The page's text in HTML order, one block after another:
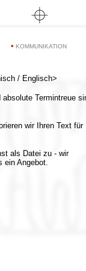
• KOMMUNIKATION
/ Englisch>
Termintreue
wir Ihren Text für
als Datei zu - wir
ein Angebot.